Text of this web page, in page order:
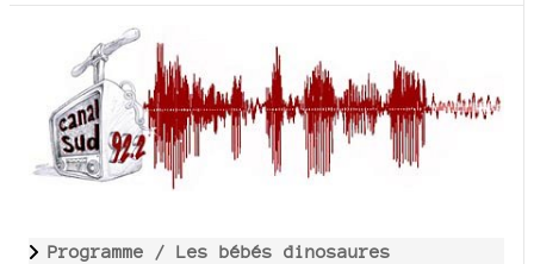
Programme / Les bébés dinosaures